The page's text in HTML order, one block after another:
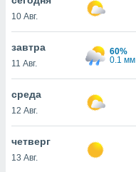
действия
на веб-
основе.
нашей
10 Авг.
завтра
11 Авг.
60%
0.1 мм
среда
12 Авг.
четверг
13 Авг.